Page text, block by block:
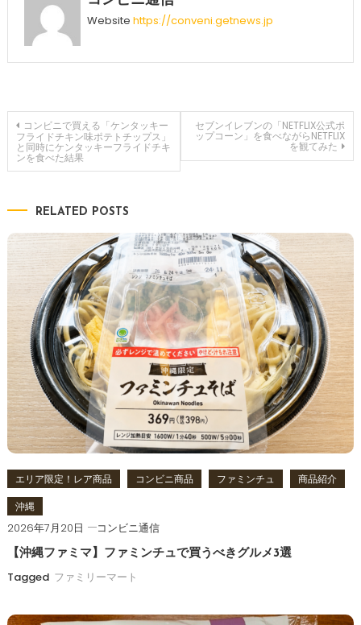
Website https://conveni.getnews.jp
投
稿
ビ
ゲ
ー
シ
ョ
ン
コンビニで買える「ケンタッキー
フライドチキン味ポテトチップス」
と同時にケンタッキーフライドチキ
ンを食べた結果
セブンイレブンの「NETFLIX公式ポ
ップコーン」を食べながらNETFLIX
を観てみた
RELATED POSTS
エリア限定！レア商品 コンビニ商品 ファミンチュ
商品紹介
沖縄
2026年7月20日 コンビニ通信
【沖縄ファミマ】ファミンチュで買うべきグルメ3選
Tagged ファミリーマート